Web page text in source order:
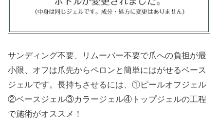
サンディング不要、リムーバー不要で爪への負担が最
小限、オフは爪先からペロンと簡単にはがせるベース
ジェルです。長持ちさせるには、①ピールオフジェル
②ベースジェル③カラージェル④トップジェルの工程
で施術がオススメ！